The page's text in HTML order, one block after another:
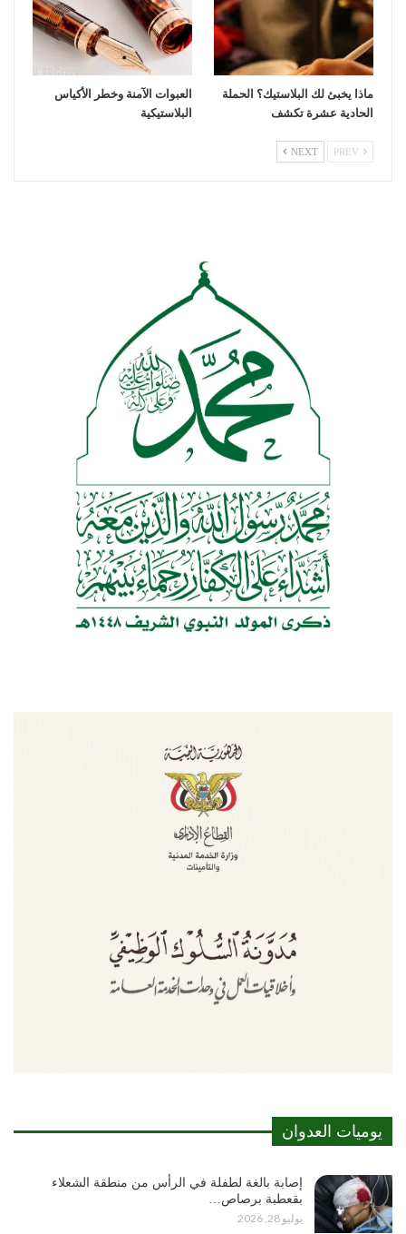
ماذا يخبئ لك البلاستيك؟ الحملة
الحادية عشرة تكشف
العبوات الآمنة وخطر الأكياس
البلاستيكية
NEXT
يوميات العدوان
إصابة بالغة لطفلة في الرأس من منطقة الشعلاء
بقعطبة برصاص…
يوليو 28, 2026